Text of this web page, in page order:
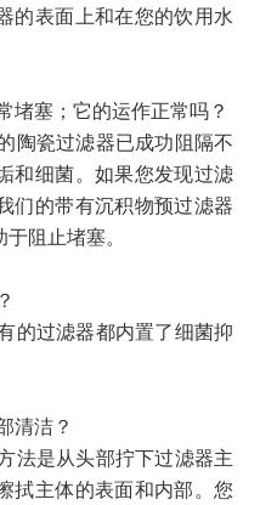
的表面上和在您的饮用水
堵塞；它的运作正常吗？
陶瓷过滤器已成功阻隔不
和细菌。如果您发现过滤
们的带有沉积物预过滤器
阻止堵塞。
的过滤器都内置了细菌抑
清洁？
法是从头部拧下过滤器主
拭主体的表面和内部。您